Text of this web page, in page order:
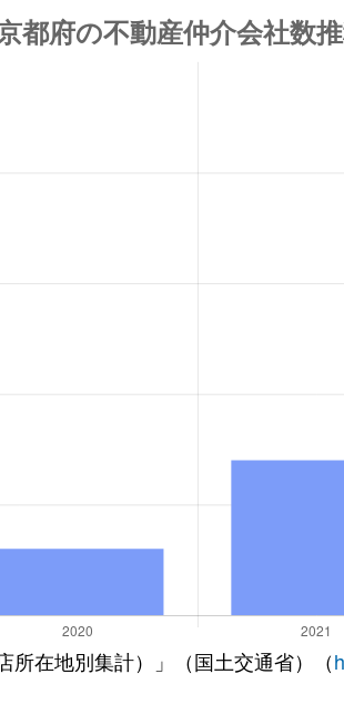
在地別集計）」（国土交通省）（